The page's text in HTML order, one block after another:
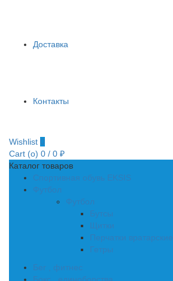
Доставка
Контакты
Wishlist 0
Cart (o) 0 / 0 ₽
Каталог товаров
Спортивная обувь EKSIS
Футбол
Футбол
Бутсы
Щитки
Перчатки вратарские
Гетры
Бег , фитнес